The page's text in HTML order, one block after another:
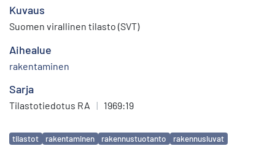
Kuvaus
Suomen virallinen tilasto (SVT)
Aihealue
rakentaminen
Sarja
Tilastotiedotus RA | 1969:19
Avainsanat
tilastot rakentaminen rakennustuotanto rakennusluvat